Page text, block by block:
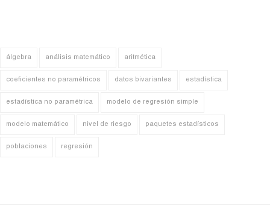
álgebra análisis matemático aritmética
coeficientes no paramétricos datos bivariantes estadística
estadística no paramétrica modelo de regresión simple
modelo matemático nivel de riesgo paquetes estadísticos
poblaciones regresión